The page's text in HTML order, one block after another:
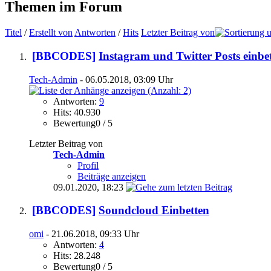
Themen im Forum
Titel /Erstellt von Antworten /Hits Letzter Beitrag von
[BBCODES] Instagram und Twitter Posts
Tech-Admin - 06.05.2018, 03:09 Uhr
Antworten: 9
Hits: 40.930
Bewertung0 / 5
Letzter Beitrag von
Tech-Admin
Profil
Beiträge anzeigen
09.01.2020, 18:23
[BBCODES] Soundcloud Einbetten
omi - 21.06.2018, 09:33 Uhr
Antworten: 4
Hits: 28.248
Bewertung0 / 5